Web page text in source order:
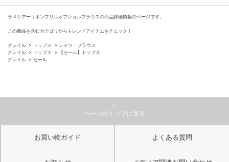
ラメシアーリボンフリルオフショルブラウスの商品詳細情報のページです。
この商品を含むカテゴリからトレンドアイテムをチェック！
グレイル トップス
シャツ・ブラウス
グレイル
トップス
【セール】トップス
グレイル
セール
ページのトップに戻る
お買い物ガイド よくある質問